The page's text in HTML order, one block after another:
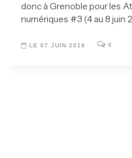
donc à Grenoble pour les
numériques #3 (4 au 8 juin
LE 07 JUIN 2018 0